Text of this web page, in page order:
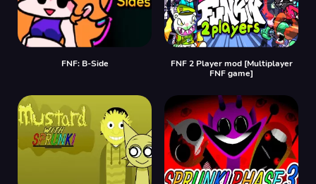
FNF: B-Side
FNF 2 Player mod [Multiplayer
FNF game]